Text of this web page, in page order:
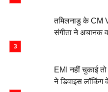
तमिलनाडु के CM
संगीता ने अचानक
EMI नहीं चुकाई
ने डिवाइस लॉकिंग